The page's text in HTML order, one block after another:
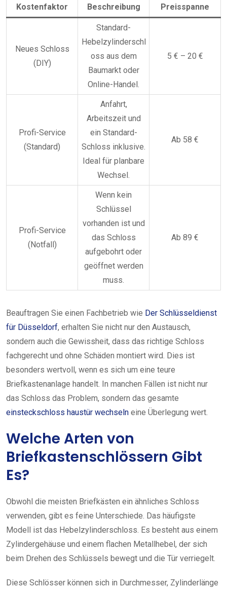
Kostenfaktor Beschreibung Preisspanne
Neues Schloss
(DIY)
Standard-
Hebelzylinderschl
oss aus dem
Baumarkt oder
Online-Handel.
5 € – 20 €
Profi-Service
(Standard)
Anfahrt,
Arbeitszeit und
ein Standard-
Schloss inklusive.
Ideal für planbare
Wechsel.
Ab 58 €
Profi-Service
(Notfall)
Wenn kein
Schlüssel
vorhanden ist und
das Schloss
aufgebohrt oder
geöffnet werden
muss.
Ab 89 €
Beauftragen Sie einen Fachbetrieb wie Der Schlüsseldienst
für Düsseldorf, erhalten Sie nicht nur den Austausch,
sondern auch die Gewissheit, dass das richtige Schloss
fachgerecht und ohne Schäden montiert wird. Dies ist
besonders wertvoll, wenn es sich um eine teure
Briefkastenanlage handelt. In manchen Fällen ist nicht nur
das Schloss das Problem, sondern das gesamte
einsteckschloss haustür wechseln eine Überlegung wert.
Welche Arten von
Briefkastenschlössern Gibt
Es?
Obwohl die meisten Briefkästen ein ähnliches Schloss
verwenden, gibt es feine Unterschiede. Das häufigste
Modell ist das Hebelzylinderschloss. Es besteht aus einem
Zylindergehäuse und einem flachen Metallhebel, der sich
beim Drehen des Schlüssels bewegt und die Tür verriegelt.
Diese Schlösser können sich in Durchmesser, Zylinderlänge